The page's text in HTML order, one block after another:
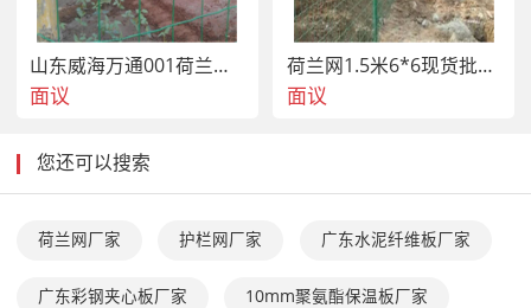
山东威海万通001荷兰网 果园荷兰网养殖荷兰网
面议
荷兰网1.5米6*6现货批发乳山万通果园围山绿色铁丝网厂家直销
面议
您还可以搜索
荷兰网厂家 护栏网厂家 广东水泥纤维板厂家
广东彩钢夹心板厂家 10mm聚氨酯保温板厂家